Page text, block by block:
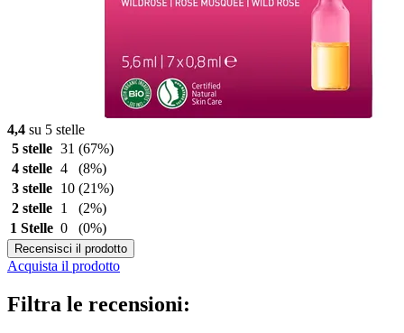
4,4 su 5 stelle
5 stelle 31 (67%)
4 stelle 4
(8%)
3 stelle
10 (21%)
2 stelle
1
(2%)
1 Stelle 0 (0%)
Recensisci il prodotto
Acquista il prodotto
Filtra le recensioni: